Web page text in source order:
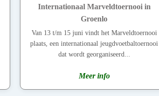
Internationaal Marveldtoernooi in
Groenlo
Van 13 t/m 15 juni vindt het Marveldtoernooi
plaats, een internationaal jeugdvoetbaltoernooi
dat wordt georganiseerd...
Meer info